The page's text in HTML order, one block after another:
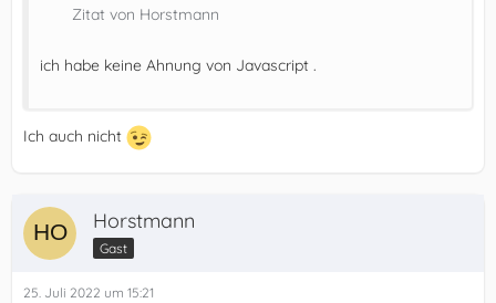
Zitat von Horstmann
ich habe keine Ahnung von Javascript .
Ich auch nicht
Horstmann
Gast
25. Juli 2022 um 15:21